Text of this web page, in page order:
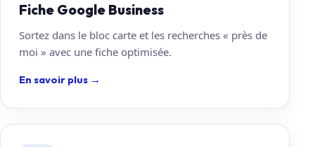
Fiche Google Business
Sortez dans le bloc carte et les recherches « près de
moi » avec une fiche optimisée.
En savoir plus →